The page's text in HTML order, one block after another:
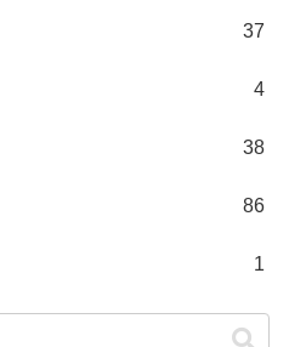
37
4
38
86
1